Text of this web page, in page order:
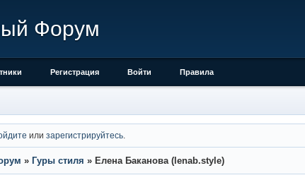
Форум
Регистрация Войти Правила
илизарегистрируйтесь
» Гуры стиля » Елена Баканова (lenab.style)